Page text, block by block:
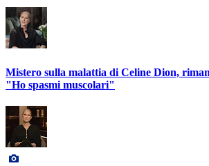
Mistero sulla malattia di Celine Dion,
"Ho spasmi muscolari"